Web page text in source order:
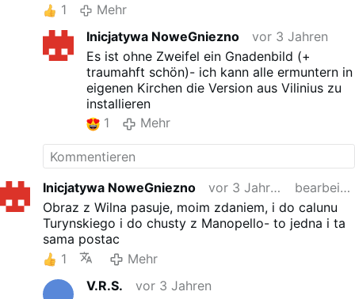
1
Mehr
Inicjatywa NoweGniezno
vor 3 Jahren
Es ist ohne Zweifel ein Gnadenbild (+
traumahft schön)- ich kann alle ermuntern in
eigenen Kirchen die Version aus Vilinius zu
installieren
1
Mehr
Inicjatywa NoweGniezno vor 3 Jahren
bearbeitet
Obraz z Wilna pasuje, moim zdaniem, i do calunu
Turynskiego i do chusty z Manopello- to jedna i ta
sama postac
1
Mehr
V.R.S.
vor 3 Jahren